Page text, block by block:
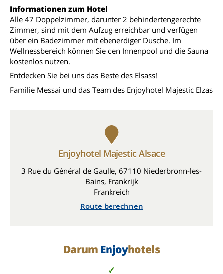
Informationen zum Hotel
Alle 47 Doppelzimmer, darunter 2 behindertengerechte
Zimmer, sind mit dem Aufzug erreichbar und verfügen
über ein Badezimmer mit ebenerdiger Dusche. Im
Wellnessbereich können Sie den Innenpool und die Sauna
kostenlos nutzen.
Entdecken Sie bei uns das Beste des Elsass!
Familie Messai und das Team des Enjoyhotel Majestic Elzas
Enjoyhotel Majestic Alsace
3 Rue du Général de Gaulle, 67110 Niederbronn-les-
Bains, Frankrijk
Frankreich
Route berechnen
Darum Enjoyhotels
✓